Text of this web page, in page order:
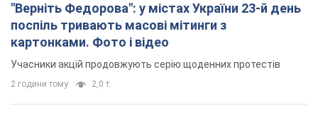
"Верніть Федорова": у містах України 23-й день
поспіль тривають масові мітинги з
картонками. Фото і відео
Учасники акцій продовжують серію щоденних протестів
2 години тому 2,0 т.